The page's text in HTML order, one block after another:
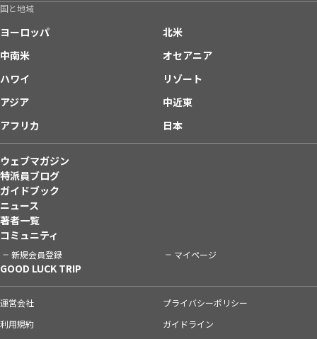
国と地域
ヨーロッパ
北米
中南米
オセアニア
ハワイ
リゾート
アジア
中近東
アフリカ
日本
ウェブマガジン
特派員ブログ
ガイドブック
ニュース
著者一覧
コミュニティ
新規会員登録 マイページ
GOOD LUCK TRIP
運営会社
プライバシーポリシー
利用規約
ガイドライン